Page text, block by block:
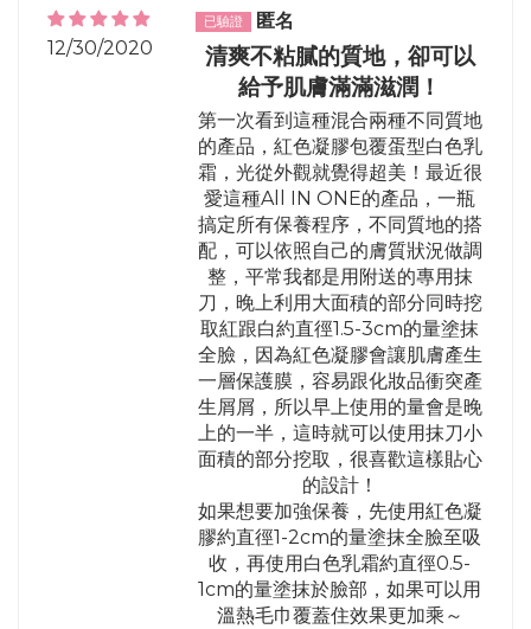
12/30/2020
匿名
清爽不粘膩的質地，卻可以
給予肌膚滿滿滋潤！
第一次看到這種混合兩種不同質地
的產品，紅色凝膠包覆蛋型白色乳
霜，光從外觀就覺得超美！最近很
愛這種All IN ONE的產品，一瓶
搞定所有保養程序，不同質地的搭
配，可以依照自己的膚質狀況做調
整，平常我都是用附送的專用抹
刀，晚上利用大面積的部分同時挖
取紅跟白約直徑1.5-3cm的量塗抹
全臉，因為紅色凝膠會讓肌膚產生
一層保護膜，容易跟化妝品衝突產
生屑屑，所以早上使用的量會是晚
上的一半，這時就可以使用抹刀小
面積的部分挖取，很喜歡這樣貼心
的設計！
如果想要加強保養，先使用紅色凝
膠約直徑1-2cm的量塗抹全臉至吸
收，再使用白色乳霜約直徑0.5-
1cm的量塗抹於臉部，如果可以用
溫熱毛巾覆蓋住效果更加乘～